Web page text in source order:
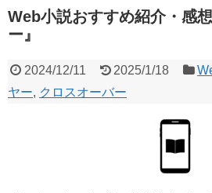
Web小説おすすめ紹介・感
ー』
2024/12/11 2025/1/18
ヤー, クロスオーバー